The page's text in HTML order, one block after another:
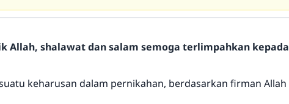
Allah, shalawat dan salam semoga terlimpahkan kepada
suatu keharusan dalam pernikahan, berdasarkan firman Allah